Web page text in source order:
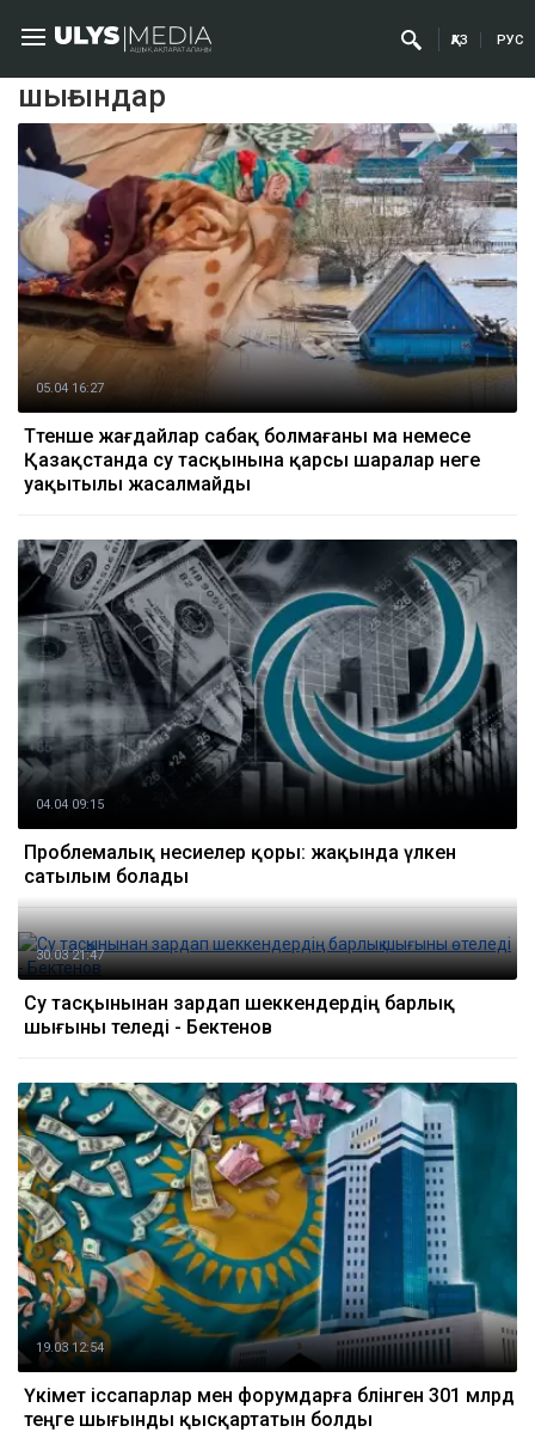
ҚАЗ РУС
шығындар
05.04 16:27
Төтенше жағдайлар сабақ болмағаны ма немесе
Қазақстанда су тасқынына қарсы шаралар неге
уақытылы жасалмайды
04.04 09:15
Проблемалық несиелер қоры: жақында үлкен
сатылым болады
30.03 21:47
Су тасқынынан зардап шеккендердің барлық
шығыны өтеледі - Бектенов
19.03 12:54
Үкімет іссапарлар мен форумдарға бөлінген 301 млрд
теңге шығынды қысқартатын болды